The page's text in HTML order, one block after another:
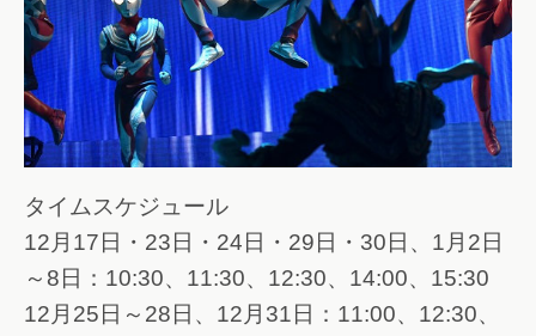
タイムスケジュール
12月17日・23日・24日・29日・30日、1月2日
～8日：10:30、11:30、12:30、14:00、15:30
12月25日～28日、12月31日：11:00、12:30、